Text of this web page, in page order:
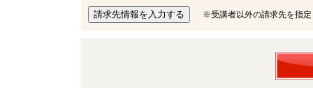
※受講者以外の請求先を指定